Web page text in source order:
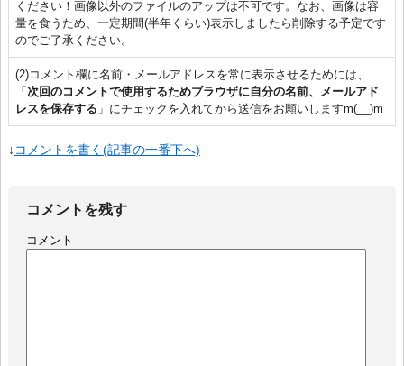
ください！画像以外のファイルのアップは不可です。なお、画像は容
量を食うため、一定期間(半年くらい)表示しましたら削除する予定です
のでご了承ください。
(2)コメント欄に名前・メールアドレスを常に表示させるためには、
「 次回のコメントで使用するためブラウザに自分の名前、メールアド
レスを保存する 」にチェックを入れてから送信をお願いしますm(__)m
↓ コメントを書く(記事の一番下へ)
コメントを残す
コメント